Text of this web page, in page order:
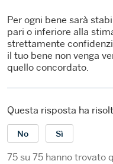
Per ogni bene sarà
pari o inferiore alla
strettamente
il tuo bene non venga
quello concordato.
Questa risposta ha
No Sì
75 su 75 hanno trovato